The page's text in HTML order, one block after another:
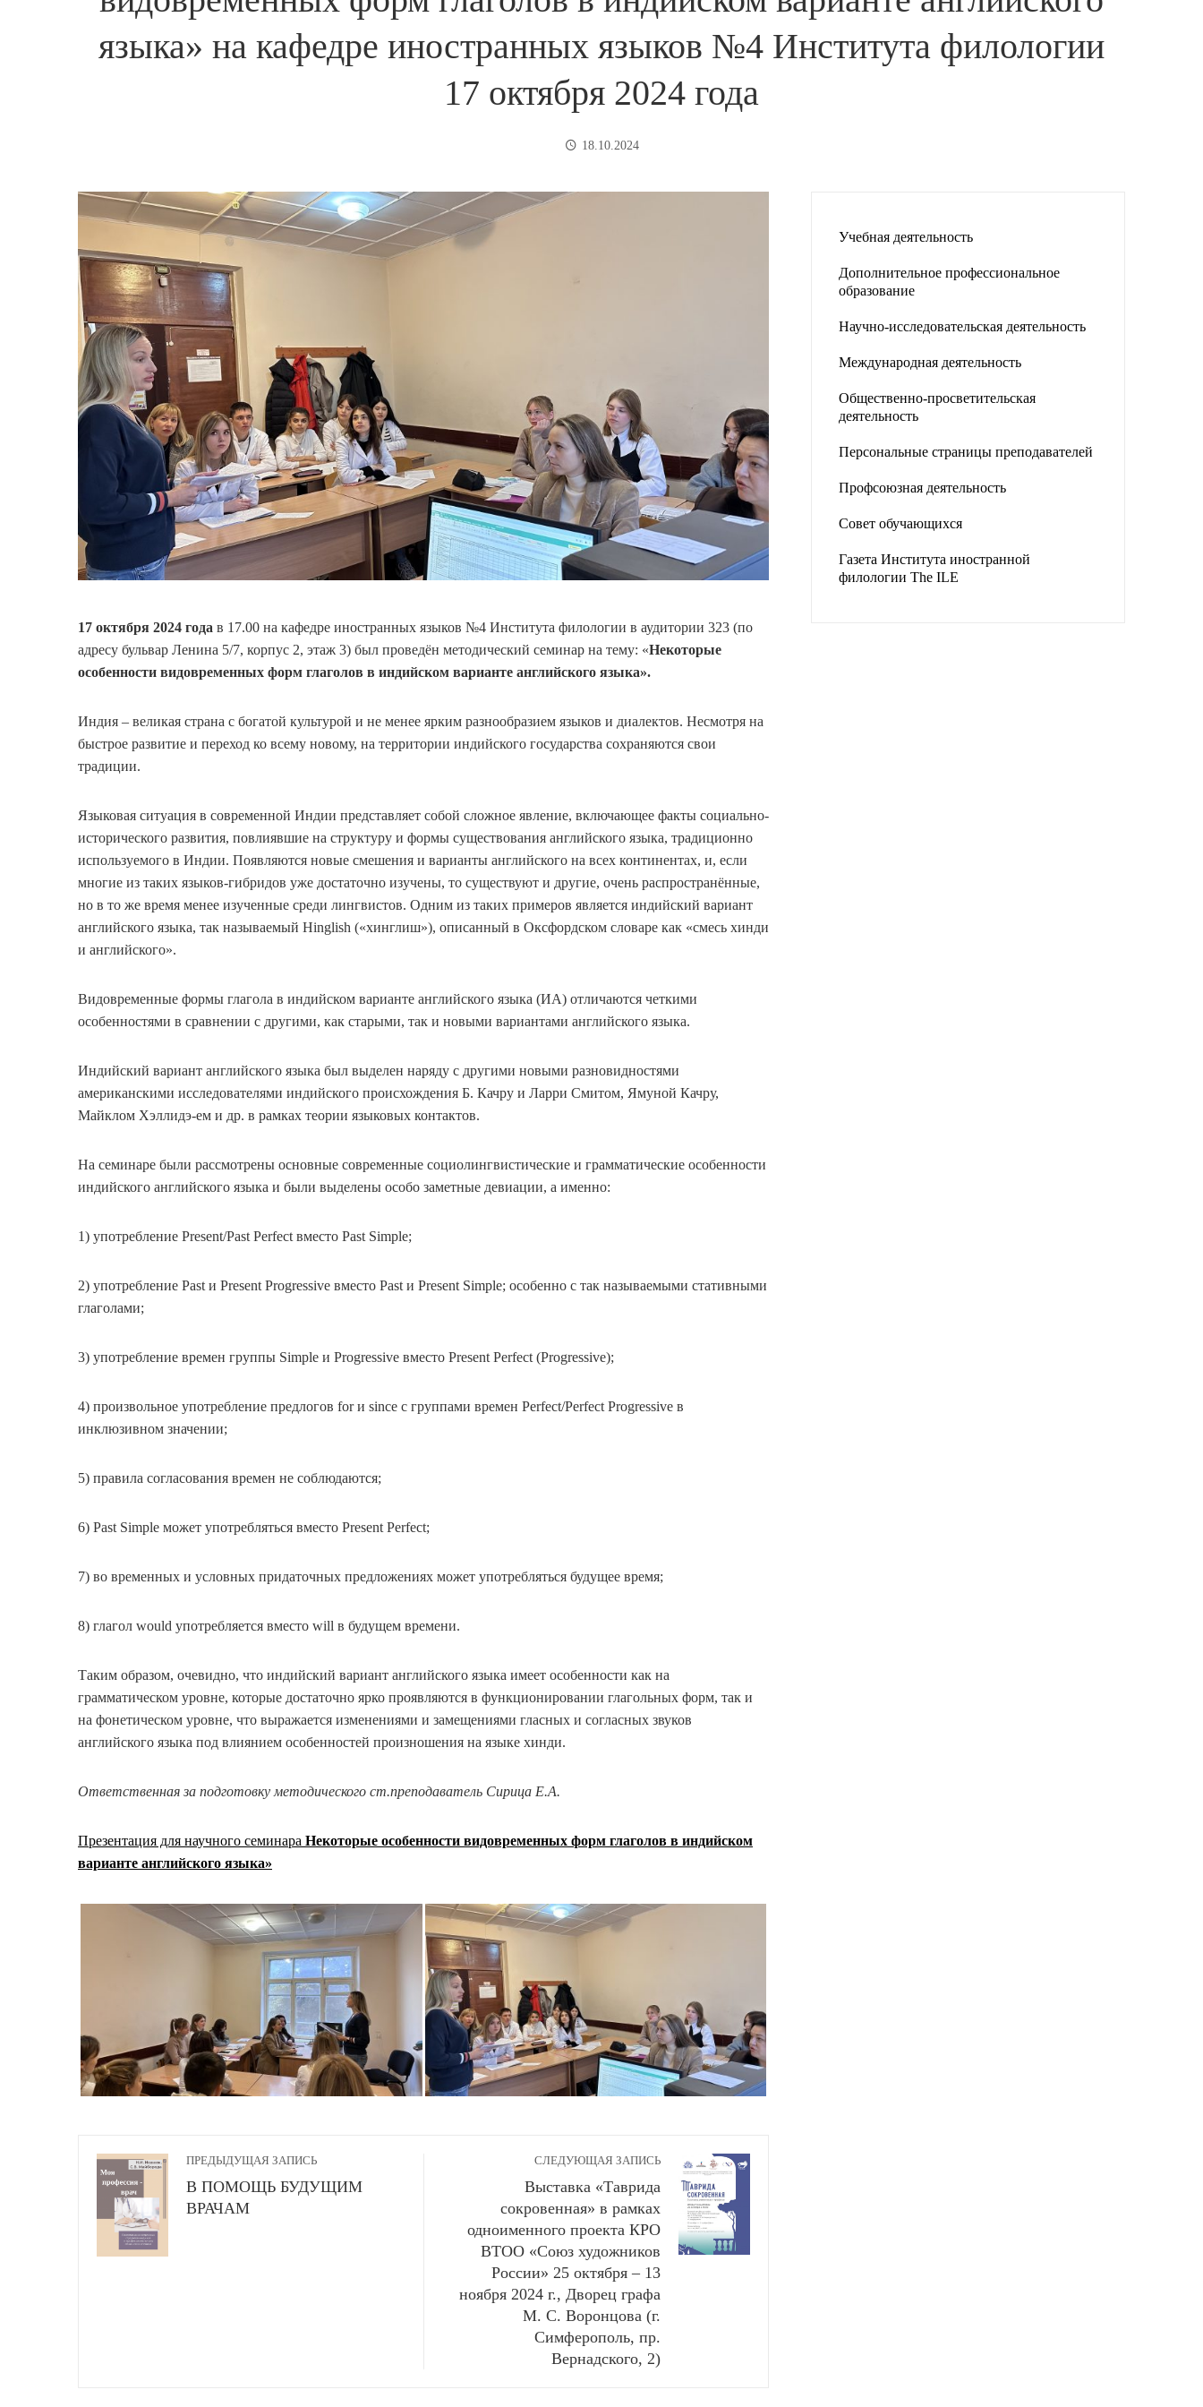
языка» на кафедре иностранных языков №4 Института филологии
17 октября 2024 года
18.10.2024
17 октября 2024 года в 17.00 на кафедре иностранных языков №4 Института филологии в аудитории 323 (по
адресу бульвар Ленина 5/7, корпус 2, этаж 3) был проведён методический семинар на тему: «Некоторые
особенности видовременных форм глаголов в индийском варианте английского языка».
Индия – великая страна с богатой культурой и не менее ярким разнообразием языков и диалектов. Несмотря на
быстрое развитие и переход ко всему новому, на территории индийского государства сохраняются свои
традиции.
Языковая ситуация в современной Индии представляет собой сложное явление, включающее факты социально-
исторического развития, повлиявшие на структуру и формы существования английского языка, традиционно
используемого в Индии. Появляются новые смешения и варианты английского на всех континентах, и, если
многие из таких языков-гибридов уже достаточно изучены, то существуют и другие, очень распространённые,
но в то же время менее изученные среди лингвистов. Одним из таких примеров является индийский вариант
английского языка, так называемый Hinglish («хинглиш»), описанный в Оксфордском словаре как «смесь хинди
и английского».
Видовременные формы глагола в индийском варианте английского языка (ИА) отличаются четкими
особенностями в сравнении с другими, как старыми, так и новыми вариантами английского языка.
Индийский вариант английского языка был выделен наряду с другими новыми разновидностями
американскими исследователями индийского происхождения Б. Качру и Ларри Смитом, Ямуной Качру,
Майклом Хэллидэ-ем и др. в рамках теории языковых контактов.
На семинаре были рассмотрены основные современные социолингвистические и грамматические особенности
индийского английского языка и были выделены особо заметные девиации, а именно:
1) употребление Present/Past Perfect вместо Past Simple;
2) употребление Past и Present Progressive вместо Past и Present Simple; особенно с так называемыми стативными
глаголами;
3) употребление времен группы Simple и Progressive вместо Present Perfect (Progressive);
4) произвольное употребление предлогов for и sinсе с группами времен Perfect/Perfect Progressive в
инклюзивном значении;
5) правила согласования времен не соблюдаются;
6) Past Simple может употребляться вместо Present Perfect;
7) во временных и условных придаточных предложениях может употребляться будущее время;
8) глагол would употребляется вместо will в будущем времени.
Таким образом, очевидно, что индийский вариант английского языка имеет особенности как на
грамматическом уровне, которые достаточно ярко проявляются в функционировании глагольных форм, так и
на фонетическом уровне, что выражается изменениями и замещениями гласных и согласных звуков
английского языка под влиянием особенностей произношения на языке хинди.
Ответственная за подготовку методического ст.преподаватель Сирица Е.А.
Презентация для научного семинара Некоторые особенности видовременных форм глаголов в индийском
варианте английского языка»
ПРЕДЫДУЩАЯ ЗАПИСЬ
В ПОМОЩЬ БУДУЩИМ
ВРАЧАМ
СЛЕДУЮЩАЯ ЗАПИСЬ
Выставка «Таврида
сокровенная» в рамках
одноименного проекта КРО
ВТОО «Союз художников
России» 25 октября – 13
ноября 2024 г., Дворец графа
М. С. Воронцова (г.
Симферополь, пр.
Вернадского, 2)
Учебная деятельность
Дополнительное профессиональное
образование
Научно-исследовательская деятельность
Международная деятельность
Общественно-просветительская
деятельность
Персональные страницы преподавателей
Профсоюзная деятельность
Совет обучающихся
Газета Института иностранной
филологии The ILE